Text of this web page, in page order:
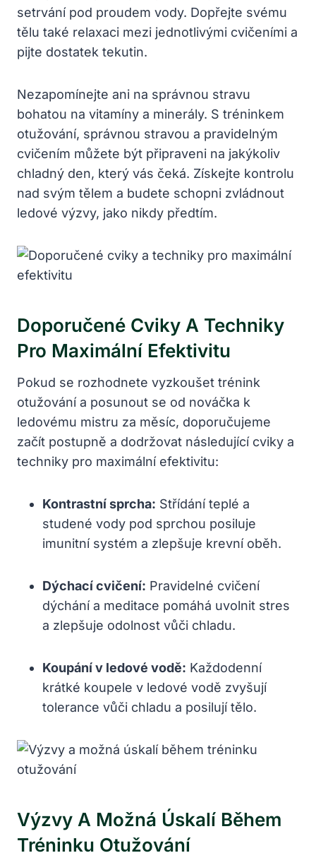
setrvání pod proudem vody. Dopřejte svému
tělu také relaxaci mezi jednotlivými cvičeními a
pijte dostatek tekutin.
Nezapomínejte ani na správnou stravu
bohatou na vitamíny a minerály. S tréninkem
otužování, správnou stravou a pravidelným
cvičením můžete být připraveni na jakýkoliv
chladný den, který vás čeká. Získejte kontrolu
nad svým tělem a budete schopni zvládnout
ledové výzvy, jako nikdy předtím.
Doporučené Cviky A Techniky
Pro Maximální Efektivitu
Pokud se rozhodnete vyzkoušet trénink
otužování a posunout se od nováčka k
ledovému mistru za měsíc, doporučujeme
začít postupně a dodržovat následující cviky a
techniky pro maximální efektivitu:
Kontrastní sprcha: Střídání teplé a
studené vody pod sprchou posiluje
imunitní systém a zlepšuje krevní oběh.
Dýchací cvičení: Pravidelné cvičení
dýchání a meditace pomáhá uvolnit stres
a zlepšuje odolnost vůči chladu.
Koupání v ledové vodě: Každodenní
krátké koupele v ledové vodě zvyšují
tolerance vůči chladu a posilují tělo.
Výzvy A Možná Úskalí Během
Tréninku Otužování